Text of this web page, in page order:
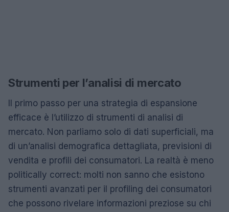
Strumenti per l’analisi di mercato
Il primo passo per una strategia di espansione
efficace è l’utilizzo di strumenti di analisi di
mercato. Non parliamo solo di dati superficiali, ma
di un’analisi demografica dettagliata, previsioni di
vendita e profili dei consumatori. La realtà è meno
politically correct: molti non sanno che esistono
strumenti avanzati per il profiling dei consumatori
che possono rivelare informazioni preziose su chi